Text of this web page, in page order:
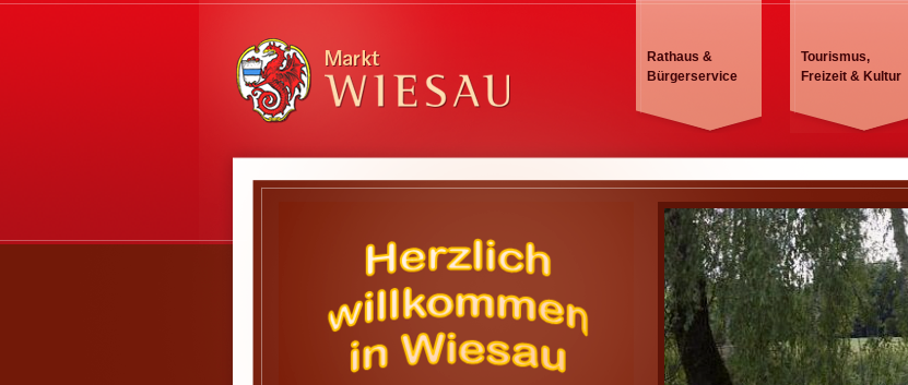
Rathaus &
Bürgerservice
Tourismus,
Freizeit & Kultur